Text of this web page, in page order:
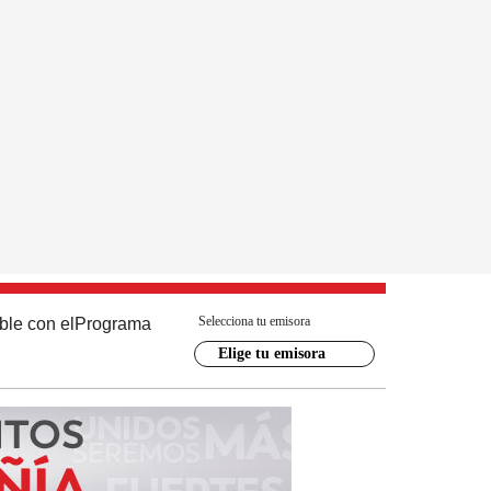
con el Programa Selecciona tu emisora
Elige tu emisora